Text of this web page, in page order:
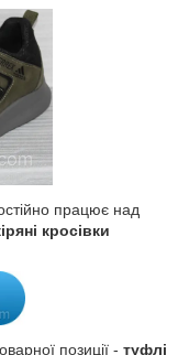
працює над
кросівки
позиції - туфлі